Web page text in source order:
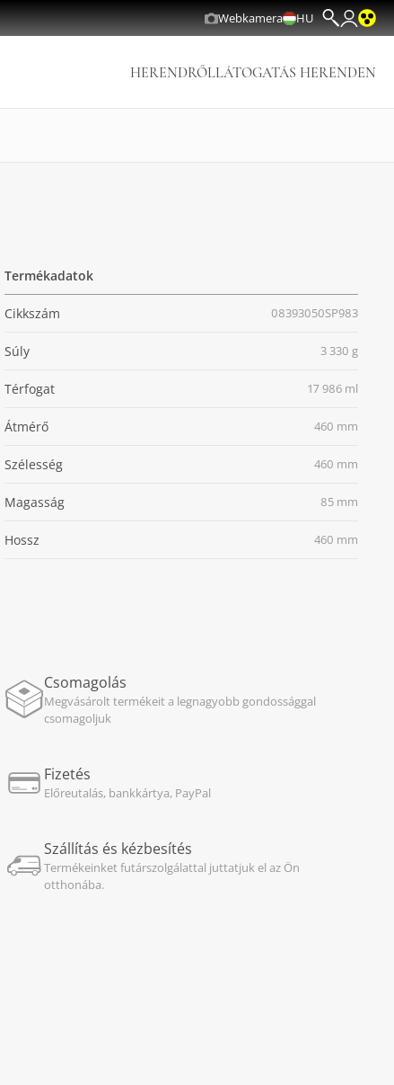
Webkamera HU
HERENDRŐLLÁTOGATÁS HERENDEN
Termékadatok
Cikkszám 08393050SP983
Súly 3 330 g
Térfogat 17 986 ml
Átmérő 460 mm
Szélesség 460 mm
Magasság 85 mm
Hossz 460 mm
Csomagolás
Megvásárolt termékeit a legnagyobb gondossággal
csomagoljuk
Fizetés
Előreutalás, bankkártya, PayPal
Szállítás és kézbesítés
Termékeinket futárszolgálattal juttatjuk el az Ön
otthonába.